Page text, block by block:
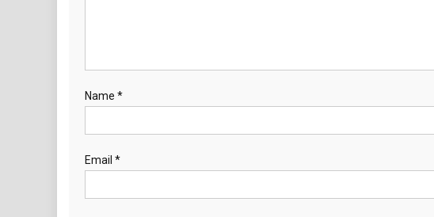
Name *
Email *